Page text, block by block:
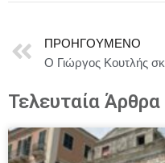
ΠΡΟΗΓΟΎΜΕΝΟ
Τελευταία Άρθρα